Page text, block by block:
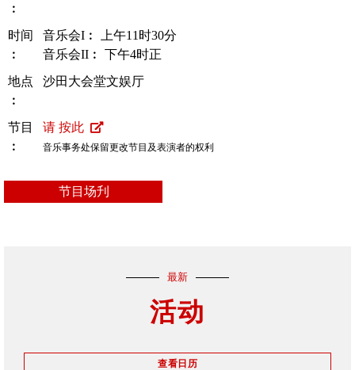
︰
时间
︰
音乐会I︰ 上午11时30分
音乐会II︰ 下午4时正
地点
︰
沙田大会堂文娱厅
节目
︰
请 按此
音乐事务处保留更改节目及表演者的权利
节目场刋
最新
活动
查看日历